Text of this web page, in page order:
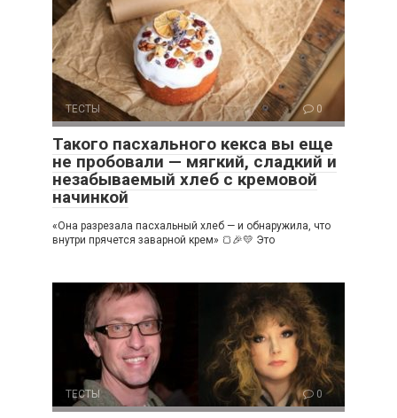
ТЕСТЫ 0
Такого пасхального кекса вы еще
не пробовали — мягкий, сладкий и
незабываемый хлеб с кремовой
начинкой
«Она разрезала пасхальный хлеб — и обнаружила, что
внутри прячется заварной крем» 🍞🎉💛 Это
ТЕСТЫ 0